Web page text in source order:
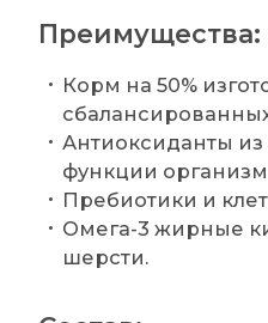
Преимущества:
Корм на 50%
Антиоксиданты
функции
Пребиотики и
Омега-3 жирные
шерсти.